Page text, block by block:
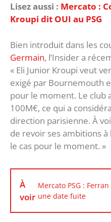
Lisez aussi : Mercato :
Kroupi dit OUI au PSG
Bien introduit dans les
Germain, l’Insider a
« Eli Junior Kroupi veut
exigé par Bournemouth
pour le moment. Le club
100M€, ce qui a
direction parisienne. À
de revoir ses ambitions à
le cas pour le moment. »
À
voir
Mercato PSG :
une date fuite